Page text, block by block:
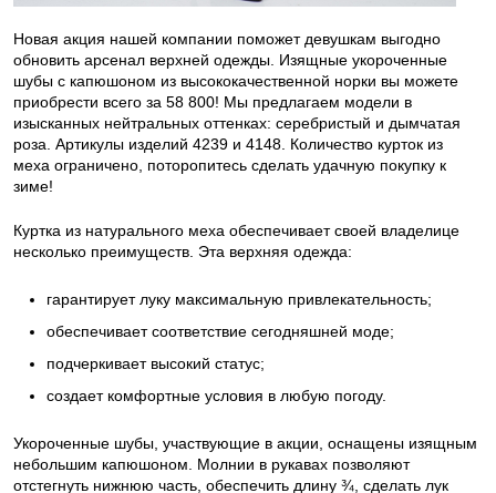
Новая акция нашей компании поможет девушкам выгодно
обновить арсенал верхней одежды. Изящные укороченные
шубы с капюшоном из высококачественной норки вы можете
приобрести всего за 58 800! Мы предлагаем модели в
изысканных нейтральных оттенках: серебристый и дымчатая
роза. Артикулы изделий 4239 и 4148. Количество курток из
меха ограничено, поторопитесь сделать удачную покупку к
зиме!
Куртка из натурального меха обеспечивает своей владелице
несколько преимуществ. Эта верхняя одежда:
гарантирует луку максимальную привлекательность;
обеспечивает соответствие сегодняшней моде;
подчеркивает высокий статус;
создает комфортные условия в любую погоду.
Укороченные шубы, участвующие в акции, оснащены изящным
небольшим капюшоном. Молнии в рукавах позволяют
отстегнуть нижнюю часть, обеспечить длину ¾, сделать лук